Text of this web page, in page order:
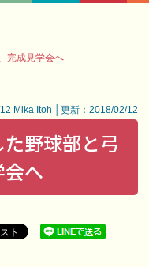
完成見学会へ
Mika Itoh │更新：2018/02/12
野球部と弓
へ